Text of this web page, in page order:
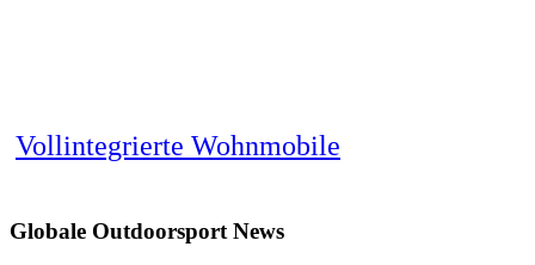
Vollintegrierte Wohnmobile
Globale Outdoorsport News